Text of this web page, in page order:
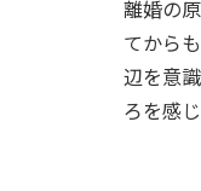
離婚の
てから
辺を意
ろを感